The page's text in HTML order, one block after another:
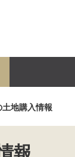
事業投資用
土地購入情報
報